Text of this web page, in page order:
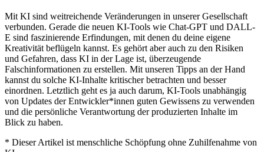
Mit KI sind weitreichende Veränderungen in unserer Gesellschaft
verbunden. Gerade die neuen KI-Tools wie Chat-GPT und DALL-
E sind faszinierende Erfindungen, mit denen du deine eigene
Kreativität beflügeln kannst. Es gehört aber auch zu den Risiken
und Gefahren, dass KI in der Lage ist, überzeugende
Falschinformationen zu erstellen. Mit unseren Tipps an der Hand
kannst du solche KI-Inhalte kritischer betrachten und besser
einordnen. Letztlich geht es ja auch darum, KI-Tools unabhängig
von Updates der Entwickler*innen guten Gewissens zu verwenden
und die persönliche Verantwortung der produzierten Inhalte im
Blick zu haben.
* Dieser Artikel ist menschliche Schöpfung ohne Zuhilfenahme von